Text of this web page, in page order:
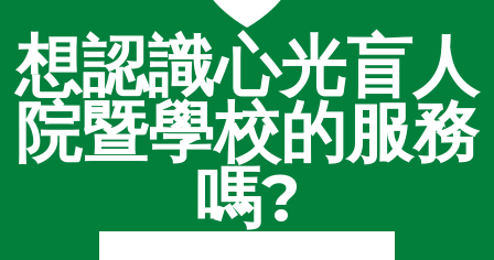
想認識心光盲人
院暨學校的服務
嗎?